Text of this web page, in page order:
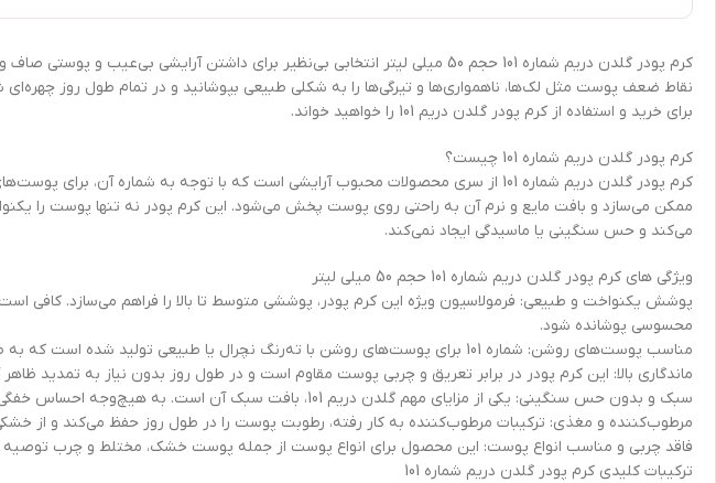
کرم پودر گلدن دریم شماره 101 حجم 50 میلی لیتر انتخابی بی‌نظیر برای داشتن
نقاط ضعف پوست مثل لک‌ها، ناهمواری‌ها و تیرگی‌ها را به شکلی طبیعی بپوشانید و در تمام طول روز چهره‌ای
برای خرید و استفاده از کرم پودر گلدن دریم 101 را خواهید خواند.
کرم پودر گلدن دریم شماره 101 چیست؟
ممکن می‌سازد و بافت مایع و نرم آن به راحتی روی پوست پخش می‌شود. این کرم پودر نه تنها پوست را
می‌کند و حس سنگینی یا ماسیدگی ایجاد نمی‌کند.
ویژگی های کرم پودر گلدن دریم شماره 101 حجم 50 میلی لیتر
پوشش یکنواخت و طبیعی: فرمولاسیون ویژه این کرم پودر، پوششی متوسط تا بالا را فراهم می‌سازد. کافی
محسوسی پوشانده شود.
مناسب پوست‌های روشن: شماره 101 برای پوست‌های روشن با ته‌رنگ نچرال یا طبیعی تولید شده است که به طبیعی‌تر دیده شدن آرایش کمک می‌کند.
ماندگاری بالا: این کرم پودر در برابر تعریق و چربی پوست مقاوم است و در طول روز بدون نیاز به تمدید
سبک و بدون حس سنگینی: یکی از مزایای مهم گلدن دریم 101، بافت سبک آن است. به هیچ‌وجه احساس خفگی، چسبندگی یا ماسیدگی روی پوست ایجاد نمی‌شود.
مرطوب‌کننده و مغذی: ترکیبات مرطوب‌کننده به کار رفته، رطوبت پوست را در طول روز حفظ می‌کند و از
فاقد چربی و مناسب انواع پوست: این محصول برای انواع پوست از جمله پوست خشک، مختلط و چرب
ترکیبات کلیدی کرم پودر گلدن دریم شماره 101